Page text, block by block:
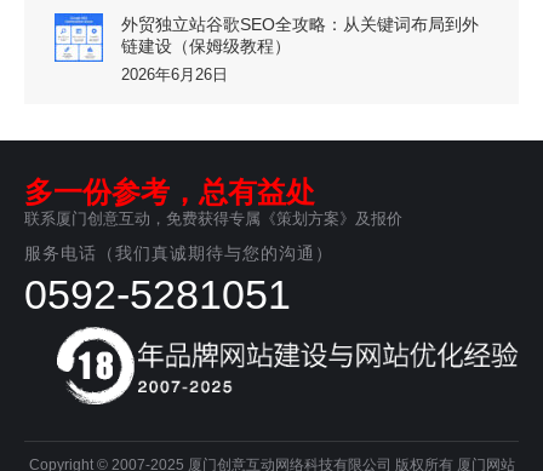
外贸独立站谷歌SEO全攻略：从关键词布局到外
链建设（保姆级教程）
2026年6月26日
多一份参考，总有益处
联系厦门创意互动，免费获得专属《策划方案》及报价
服务电话（我们真诚期待与您的沟通）
0592-5281051
Copyright © 2007-2025 厦门创意互动网络科技有限公司 版权所有 厦门网站